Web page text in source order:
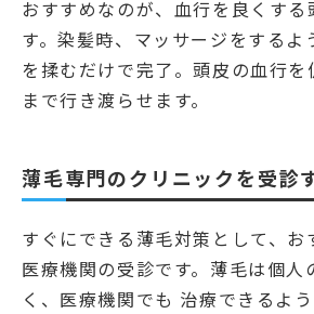
おすすめなのが、血行を良くする
す。染髪時、マッサージをするよ
を揉むだけで完了。頭皮の血行を
まで行き渡らせます。
薄毛専門のクリニックを受診
すぐにできる薄毛対策として、お
医療機関の受診です。薄毛は個人
く、医療機関でも 治療できるよう